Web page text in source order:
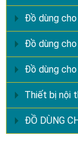
Đồ dùng
Đồ dùng
Đồ dùng cho
Thiết bị nội
ĐỒ DÙNG